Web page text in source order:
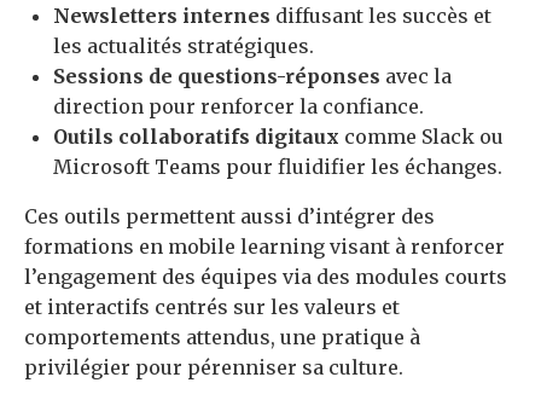
Newsletters internes diffusant les succès et
les actualités stratégiques.
Sessions de questions-réponses avec la
direction pour renforcer la confiance.
Outils collaboratifs digitaux comme Slack ou
Microsoft Teams pour fluidifier les échanges.
Ces outils permettent aussi d’intégrer des
formations en mobile learning visant à renforcer
l’engagement des équipes via des modules courts
et interactifs centrés sur les valeurs et
comportements attendus, une pratique à
privilégier pour pérenniser sa culture.